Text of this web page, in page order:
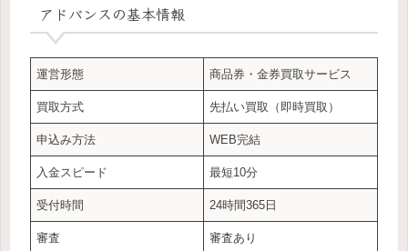
アドバンスの基本情報
運営形態 商品券・金券買取サービス
買取方式 先払い買取（即時買取）
申込み方法 WEB完結
入金スピード 最短10分
受付時間 24時間365日
審査 審査あり